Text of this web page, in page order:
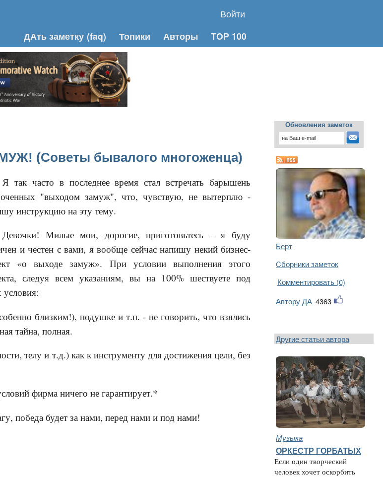
Войти
ДАть заметку (faq) Топики Авторы TOP 100
(Советы бывалого многоженца)
Я так часто в последнее время стал встречать барышень
"выходом замуж", что, чувствую, не вытерплю -
инструкцию на эту тему.
Девочки! Милые мои, дорогие, приготовьтесь – я буду
и честен с вами, я вообще сейчас напишу некий бизнес-
«о выходе замуж». При условии выполнения этого
следуя всем указаниям, вы на 100% шествуете под
близким!), подушке и т.п. - не говорить, что взялись
тайна, полная.
телу и т.д.) как к инструменту для достижения цели, без
фирма ничего не гарантирует.*
победа будет за нами, перед нами и под нами!
Обновления заметок
Берт
Cборники заметок
Комментировать (0)
Автору ДА 4363
Другие статьи автора
Музыка
ОРКЕСТР ГОРБАТЫХ
Если один творческий
человек хочет оскорбить